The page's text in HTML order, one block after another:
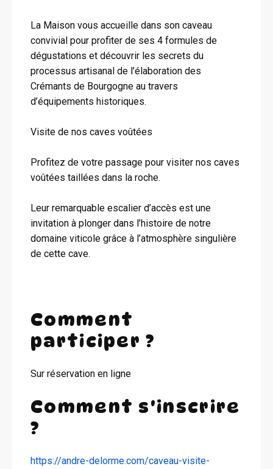
La Maison vous accueille dans son caveau
convivial pour profiter de ses 4 formules de
dégustations et découvrir les secrets du
processus artisanal de l’élaboration des
Crémants de Bourgogne au travers
d’équipements historiques.
Visite de nos caves voûtées
Profitez de votre passage pour visiter nos caves
voûtées taillées dans la roche.
Leur remarquable escalier d’accès est une
invitation à plonger dans l’histoire de notre
domaine viticole grâce à l’atmosphère singulière
de cette cave.
Comment
participer ?
Sur réservation en ligne
Comment s'inscrire
?
https://andre-delorme.com/caveau-visite-